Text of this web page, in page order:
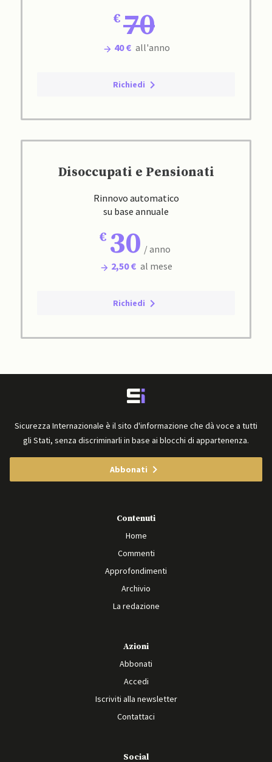
70
40 € all'anno
Richiedi
Disoccupati e Pensionati
Rinnovo automatico
su base annuale
30 / anno
2,50 € al mese
Richiedi
Sicurezza Internazionale è il sito d'informazione che dà voce a tutti
gli Stati, senza discriminarli in base ai blocchi di appartenenza.
Abbonati
Contenuti
Home
Commenti
Approfondimenti
Archivio
La redazione
Azioni
Abbonati
Accedi
Iscriviti alla newsletter
Contattaci
Social